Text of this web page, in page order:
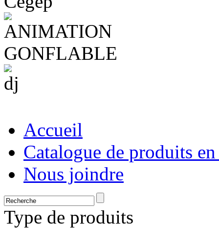
Accueil
Catalogue de produits
Nous joindre
Type de produits